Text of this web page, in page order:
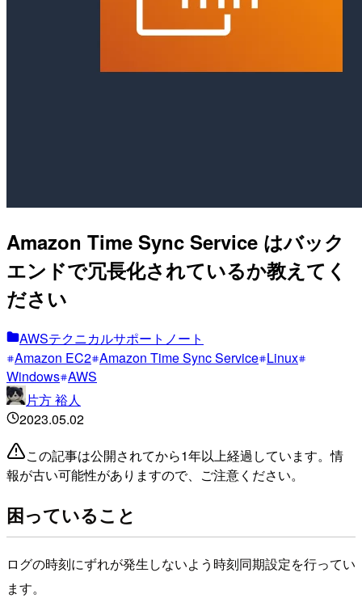
Amazon Time Sync Service はバック
エンドで冗長化されているか教えてく
ださい
AWSテクニカルサポートノート
Amazon EC2 Amazon Time Sync Service Linux
Windows AWS
片方 裕人
2023.05.02
この記事は公開されてから1年以上経過しています。情
報が古い可能性がありますので、ご注意ください。
困っていること
ログの時刻にずれが発生しないよう時刻同期設定を行ってい
ます。